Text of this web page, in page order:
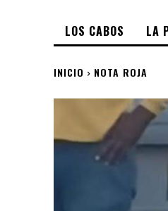
LOS CABOS LA
INICIO NOTA ROJA